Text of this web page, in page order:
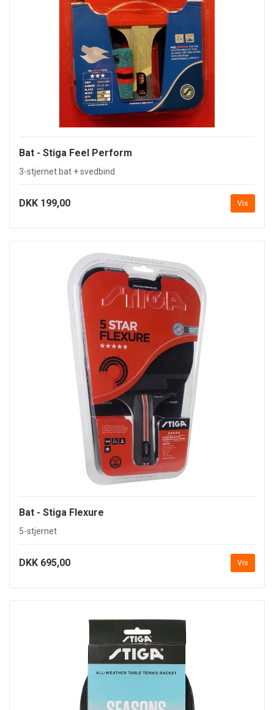
Bat - Stiga Feel Perform
3-stjernet bat + svedbind
DKK 199,00 Vis
Bat - Stiga Flexure
5-stjernet
DKK 695,00 Vis